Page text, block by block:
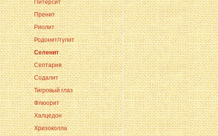
Питерсит
Пренит
Риолит
Родонит/тулит
Селенит
Септария
Содалит
Тигровый глаз
Флюорит
Халцедон
Хризоколла